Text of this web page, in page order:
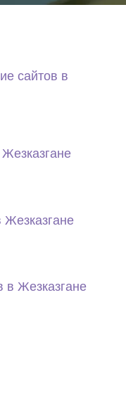
сайтов в
Жезказгане
в Жезказгане